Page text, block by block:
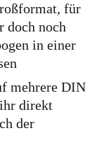
für
doch noch
in einer
mehrere DIN
direkt
der